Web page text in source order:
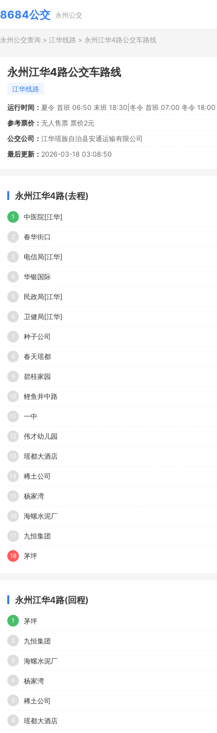
8684公交 永州公交
永州公交查询 > 江华线路 > 永州江华4路公交车路线
永州江华4路公交车路线
江华线路
运行时间： 夏令 首班 06:50 末班 18:30|冬令 首班 07:00 冬令 18:00
参考票价： 无人售票 票价2元
公交公司： 江华瑶族自治县安通运输有限公司
最后更新： 2026-03-18 03:08:50
永州江华4路(去程)
1 中医院[江华]
2 春华街口
3 电信局[江华]
4 华银国际
5 民政局[江华]
6 卫健局[江华]
7 种子公司
8 春天瑶都
9 碧桂家园
10 鲤鱼井中路
11 一中
12 伟才幼儿园
13 瑶都大酒店
14 稀土公司
15 杨家湾
16 海螺水泥厂
17 九恒集团
18 茅坪
永州江华4路(回程)
1 茅坪
2 九恒集团
3 海螺水泥厂
4 杨家湾
5 稀土公司
6 瑶都大酒店